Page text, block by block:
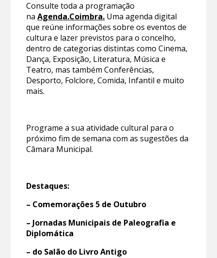
Consulte toda a programação
naAgenda.Coimbra. Uma agenda digital
que reúne informações sobre os eventos de
cultura e lazer previstos para o concelho,
dentro de categorias distintas como Cinema,
Dança, Exposição, Literatura, Música e
Teatro, mas também Conferências,
Desporto, Folclore, Comida, Infantil e muito
mais.
Programe a sua atividade cultural para o
próximo fim de semana com as sugestões da
Câmara Municipal.
Destaques:
– Comemorações 5 de Outubro
– Jornadas Municipais de Paleografia e
Diplomática
– do Salão do Livro Antigo